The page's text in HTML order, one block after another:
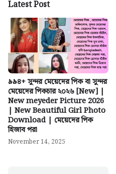
Latest Post
৯৯৪+ সুন্দর মেয়েদের পিক বা সুন্দর
মেয়েদের পিকচার ২০২৬ [New] |
New meyeder Picture 2026
| New Beautiful Girl Photo
Download | মেয়েদের পিক
হিজাব পরা
November 14, 2025